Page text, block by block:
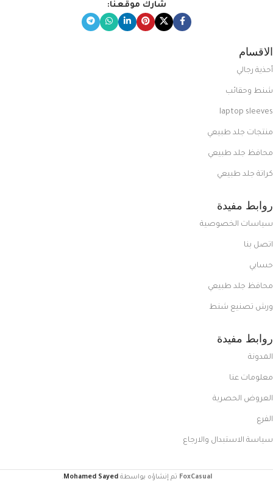
شارك موقعنا:
الاقسام
أحذية رجالي
شنط وحقائب
laptop sleeves
منتجات جلد طبيعي
محافظ جلد طبيعي
كراتة جلد طبيعي
روابط مفيدة
سياسات الخصوصية
اتصل بنا
حسابي
محافظ جلد طبيعي
ورش تصنيع شنط
روابط مفيدة
المدونة
معلومات عنا
العروض الحصرية
الفرع
سياسة الاستبدال والارجاع
FoxCasual تم إنشاؤه بواسطةMohamed Sayed
.